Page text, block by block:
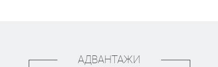
АДВАНТАЖИ